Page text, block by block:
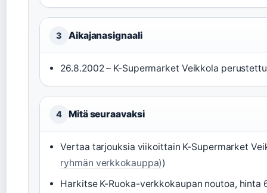
3 Aikajanasignaali
26.8.2002 – K-Supermarket Veikkola
4 Mitä seuraavaksi
Vertaa tarjouksia viikoittain K-Supermarket
ryhmän verkkokauppa))
Harkitse K-Ruoka-verkkokaupan noutoa, hinta